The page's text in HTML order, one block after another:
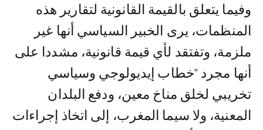
وفيما يتعلق بالقيمة القانونية لتقارير هذه
المنظمات، يرى الخبير السياسي أنها غير
ملزمة، وتفتقد لأي قيمة قانونية، مشددا على
أنها مجرد "خطاب إيديولوجي وسياسي
تخريبي لخلق مناخ معين، ودفع البلدان
المعنية، ولا سيما المغرب، إلى اتخاذ إجراءات